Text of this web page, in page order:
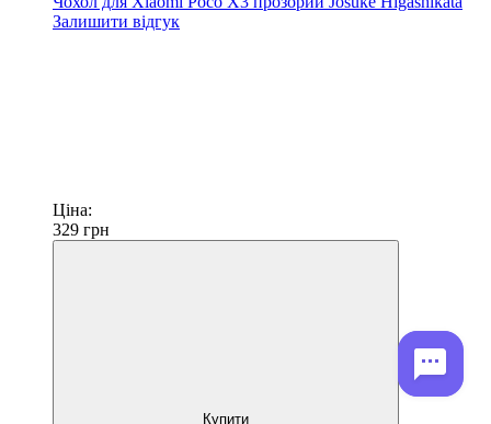
Залишити відгук
Ціна:
329 грн
Купити